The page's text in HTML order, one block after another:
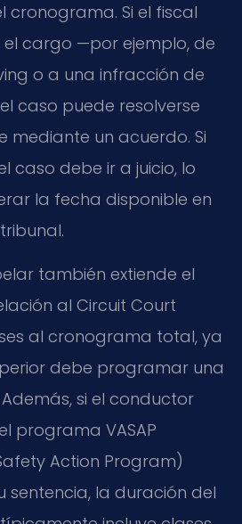
Si el fiscal
cargo —por ejemplo, de
o a una infracción de
caso puede resolverse
mediante un acuerdo. Si
caso debe ir a juicio, lo
la fecha disponible en
también extiende el
al Circuit Court
al cronograma total, ya
debe programar una
si el conductor
programa VASAP
Action Program)
sentencia, la duración del